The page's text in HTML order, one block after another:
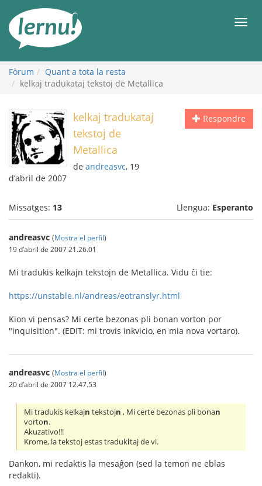
contingut
Fòrum
Quant a tota la resta
kelkaj tradukataj tekstoj de Metallica
Respondre
kelkaj tradukataj
tekstoj de
Metallica
de andreasvc, 19
d’abril de 2007
Missatges: 13 Llengua: Esperanto
andreasvc (Mostra el perfil)
19 d’abril de 2007 21.26.01
Mi tradukis kelkajn tekstojn de Metallica. Vidu ĉi tie:
https://unstable.nl/andreas/eotranslyr.html
Kion vi pensas? Mi certe bezonas pli bonan vorton por
"inquisition". (EDIT: mi trovis inkvicio, en mia nova vortaro).
andreasvc (Mostra el perfil)
20 d’abril de 2007 12.47.53
Mi tradukis kelkajn tekstojn , Mi certe bezonas pli bonan
vorton.
Akuzativo!!!
Krome, la tekstoj estas tradukitaj de vi.
Dankon, mi redaktis la mesaĝon (sed la temon ne eblas
redakti).